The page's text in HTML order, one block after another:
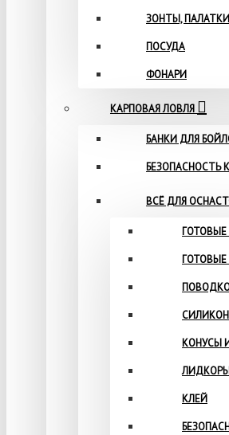
ЗОНТЫ,
ПОСУДА
ФОНАРИ
КАРПОВАЯ ЛОВЛЯ
БАНКИ ДЛЯ
БЕЗОПАСНОСТЬ
ВСЁ ДЛЯ
КОНУСЫ
КЛЕЙ